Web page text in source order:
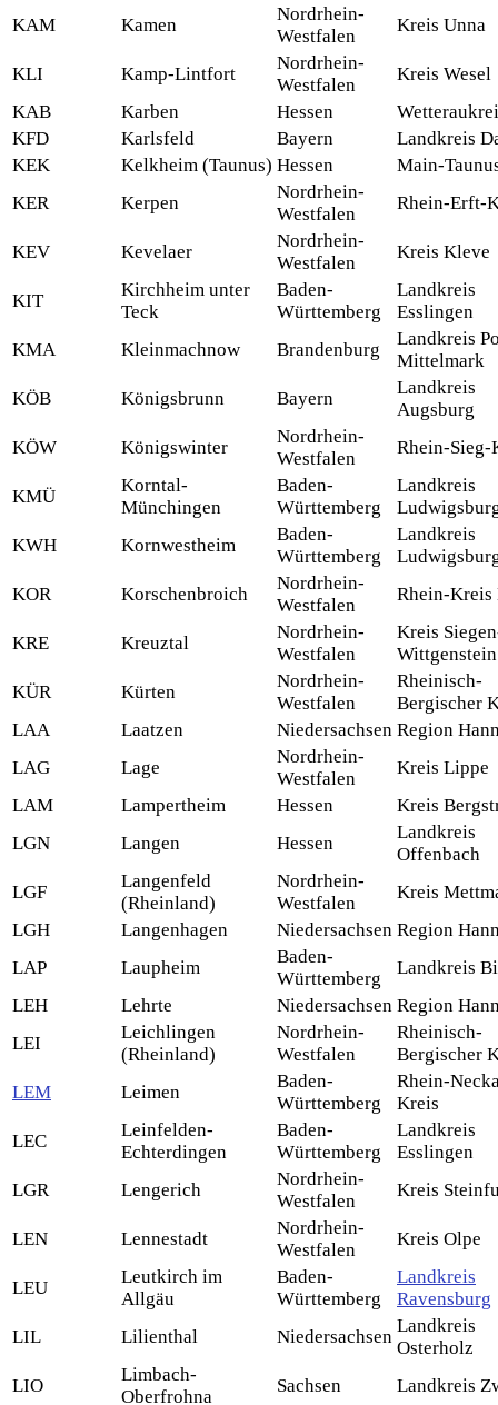
KAM Kamen
Nordrhein-
Westfalen
Kreis Unna
KLI Kamp-Lintfort
Nordrhein-
Westfalen
Kreis Wesel
KAB
Karben Hessen
KFD
Karlsfeld Bayern
Landkreis
KEK
Kelkheim (Taunus) Hessen
Main-
KER
Kerpen
Nordrhein-
Westfalen
Rhein-Erft-
KEV Kevelaer
Nordrhein-
Westfalen
Kreis Kleve
KIT
Kirchheim unter
Teck
Baden-
Württemberg
Landkreis
Esslingen
KMA
Kleinmachnow Brandenburg
Landkreis
Mittelmark
KÖB
Königsbrunn Bayern
Landkreis
Augsburg
KÖW
Königswinter
Nordrhein-
Westfalen
Rhein-Sieg-
KMÜ
Korntal-
Münchingen
Baden-
Württemberg
Landkreis
KWH
Kornwestheim
Baden-
Württemberg
Landkreis
KOR
Korschenbroich
Nordrhein-
Westfalen
Rhein-Kreis
KRE Kreuztal
Nordrhein-
Westfalen
Kreis
Wittgenstein
KÜR
Kürten
Nordrhein-
Westfalen
Rheinisch-
Bergischer
LAA
Laatzen Niedersachsen Region
LAG
Lage
Nordrhein-
Westfalen
Kreis Lippe
LAM
Lampertheim Hessen
Kreis
LGN
Langen Hessen
Landkreis
Offenbach
LGF
Langenfeld
(Rheinland)
Nordrhein-
Westfalen
Kreis
LGH
Langenhagen Niedersachsen Region
LAP
Laupheim
Baden-
Württemberg
Landkreis
LEH
Lehrte Niedersachsen Region
LEI
Leichlingen
(Rheinland)
Nordrhein-
Westfalen
Rheinisch-
Bergischer
LEM
Leimen
Baden-
Württemberg
Rhein-
Kreis
LEC
Leinfelden-
Echterdingen
Baden-
Württemberg
Landkreis
Esslingen
LGR
Lengerich
Nordrhein-
Westfalen
Kreis
LEN Lennestadt
Nordrhein-
Westfalen
Kreis Olpe
LEU
Leutkirch im
Allgäu
Baden-
Württemberg
Landkreis
Ravensburg
LIL
Lilienthal Niedersachsen
Landkreis
Osterholz
LIO
Limbach-
Oberfrohna
Sachsen Landkreis